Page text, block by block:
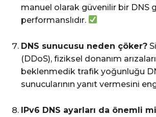
manuel olarak güvenilir bir DNS
performanslıdır.
DNS sunucusu neden çöker?
(DDoS), fiziksel donanım
beklenmedik trafik yoğunluğu
sunucularının yanıt vermesini
IPv6 DNS ayarları da önemli